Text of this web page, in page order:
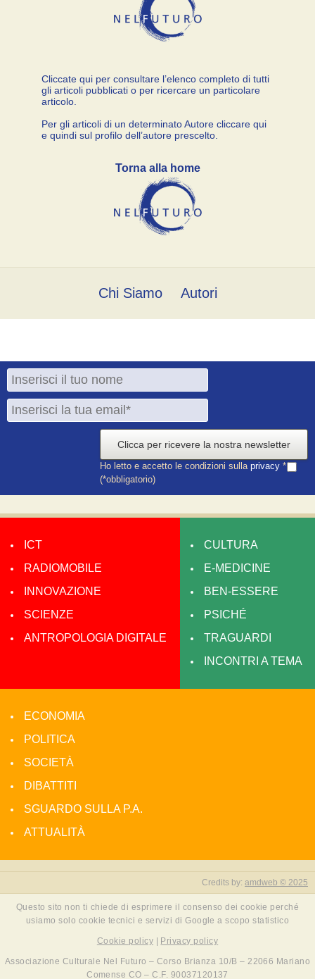
Cliccate qui per consultare l’elenco completo di tutti
gli articoli pubblicati o per ricercare un particolare
articolo.
Per gli articoli di un determinato Autore cliccare qui
e quindi sul profilo dell’autore prescelto.
Torna alla home
Chi Siamo Autori
Clicca per ricevere la nostra newsletter
Ho letto e accetto le condizioni sulla privacy *
(*obbligatorio)
ICT
RADIOMOBILE
INNOVAZIONE
SCIENZE
ANTROPOLOGIA DIGITALE
CULTURA
E-MEDICINE
BEN-ESSERE
PSICHÉ
TRAGUARDI
INCONTRI A TEMA
ECONOMIA
POLITICA
SOCIETÀ
DIBATTITI
SGUARDO SULLA P.A.
ATTUALITÀ
Credits by: amdweb © 2025
Questo sito non ti chiede di esprimere il consenso dei cookie perché
usiamo solo cookie tecnici e servizi di Google a scopo statistico
Cookie policy Privacy policy
Associazione Culturale Nel Futuro – Corso Brianza 10/B – 22066 Mariano
Comense CO – C.F. 90037120137